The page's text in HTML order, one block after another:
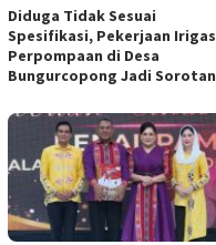
Diduga Tidak Sesuai
Spesifikasi, Pekerjaan
Perpompaan di Desa
Bungurcopong Jadi Sorotan